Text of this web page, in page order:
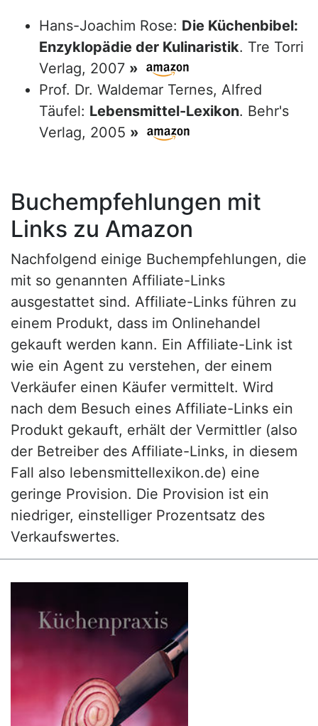
Hans-Joachim Rose: Die Küchenbibel:
Enzyklopädie der Kulinaristik. Tre Torri
Verlag, 2007 »
Prof. Dr. Waldemar Ternes, Alfred
Täufel: Lebensmittel-Lexikon. Behr's
Verlag, 2005 »
Buchempfehlungen mit
Links zu Amazon
Nachfolgend einige Buchempfehlungen, die
mit so genannten Affiliate-Links
ausgestattet sind. Affiliate-Links führen zu
einem Produkt, dass im Onlinehandel
gekauft werden kann. Ein Affiliate-Link ist
wie ein Agent zu verstehen, der einem
Verkäufer einen Käufer vermittelt. Wird
nach dem Besuch eines Affiliate-Links ein
Produkt gekauft, erhält der Vermittler (also
der Betreiber des Affiliate-Links, in diesem
Fall also lebensmittellexikon.de) eine
geringe Provision. Die Provision ist ein
niedriger, einstelliger Prozentsatz des
Verkaufswertes.